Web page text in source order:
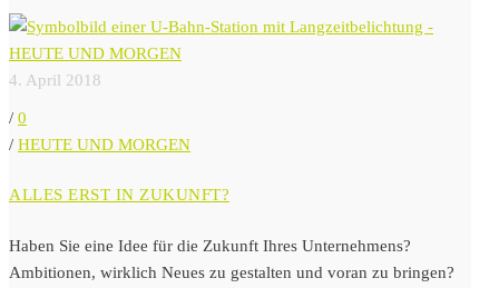
4. April 2018
/ 0
/ HEUTE UND MORGEN
ALLES ERST IN ZUKUNFT?
Haben Sie eine Idee für die Zukunft Ihres Unternehmens?
Ambitionen, wirklich Neues zu gestalten und voran zu bringen?